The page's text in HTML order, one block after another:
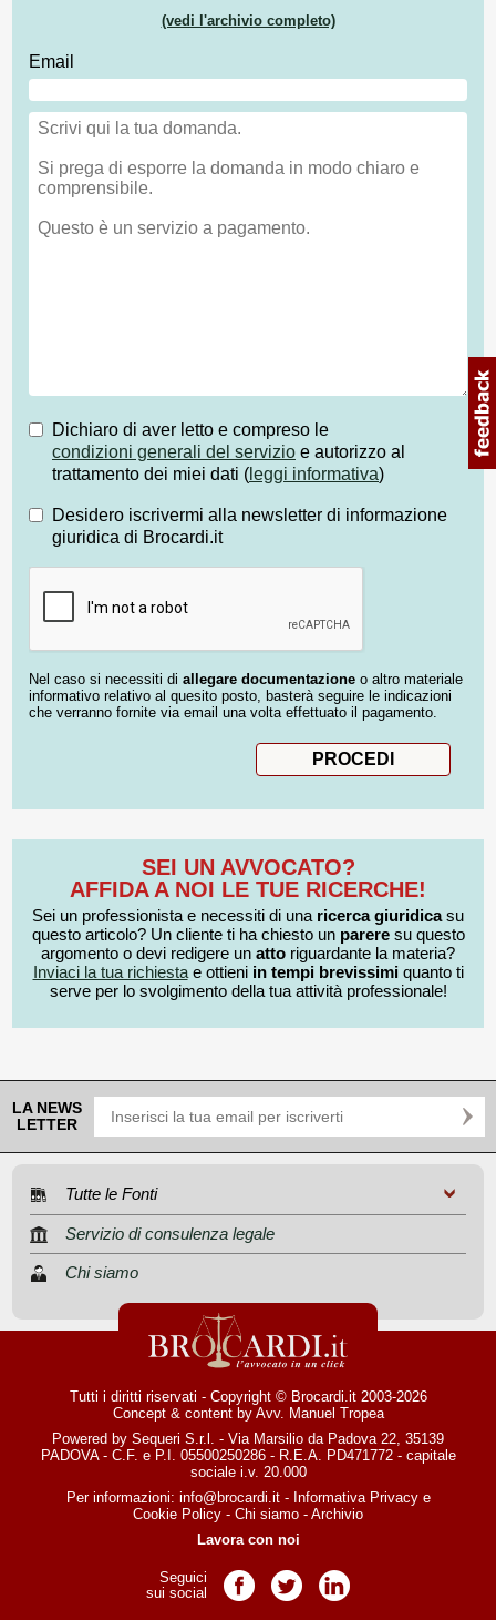
(vedi l'archivio completo)
Email
Dichiaro di aver letto e compreso le
condizioni generali del servizio e autorizzo al
trattamento dei miei dati ( leggi informativa)
Desidero iscrivermi alla newsletter di informazione
giuridica di Brocardi.it
Nel caso si necessiti di allegare documentazione o altro materiale
informativo relativo al quesito posto, basterà seguire le indicazioni
che verranno fornite via email una volta effettuato il pagamento.
SEI UN AVVOCATO?
AFFIDA A NOI LE TUE RICERCHE!
Sei un professionista e necessiti di una ricerca giuridicasu
questo articolo? Un cliente ti ha chiesto un pareresu questo
argomento o devi redigere un atto riguardante la materia?
Inviaci la tua richiestae ottieni in tempi brevissimiquanto ti
serve per lo svolgimento della tua attività professionale!
LA NEWS
LETTER
Tutte le Fonti
Servizio di consulenza legale
Chi siamo
Tutti i diritti riservati - Copyright © Brocardi.it 2003-2026
Concept & content by Avv. Manuel Tropea
Powered by Sequeri S.r.l. - Via Marsilio da Padova 22, 35139
PADOVA - C.F. e P.I. 05500250286 - R.E.A. PD471772 - capitale
sociale i.v. 20.000
Per informazioni: info@brocardi.it- Informativa Privacye
Cookie Policy - Chi siamo - Archivio
Lavora con noi
Seguici
sui social
Pagina Facebook
Pagina TwitterPagina LinkedIn